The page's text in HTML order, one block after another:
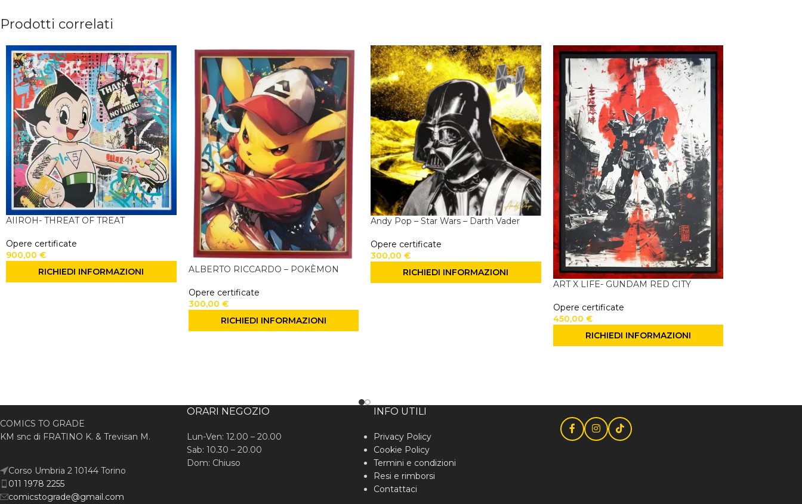
Prodotti correlati
AIIROH- THREAT OF TREAT
Opere certificate
900,00 €
RICHIEDI INFORMAZIONI
ALBERTO RICCARDO – POKÈMON
Opere certificate
300,00 €
RICHIEDI INFORMAZIONI
Andy Pop – Star Wars – Darth Vader
Opere certificate
300,00 €
RICHIEDI INFORMAZIONI
ART X LIFE- GUNDAM RED CITY
Opere certificate
450,00 €
RICHIEDI INFORMAZIONI
COMICS TO GRADE
KM snc di FRATINO K. & Trevisan M.
Corso Umbria 2 10144 Torino
011 1978 2255
comicstograde@gmail.com
ORARI NEGOZIO
Lun-Ven: 12.00 – 20.00
Sab: 10.30 – 20.00
Dom: Chiuso
INFO UTILI
Privacy Policy
Cookie Policy
Termini e condizioni
Resi e rimborsi
Contattaci